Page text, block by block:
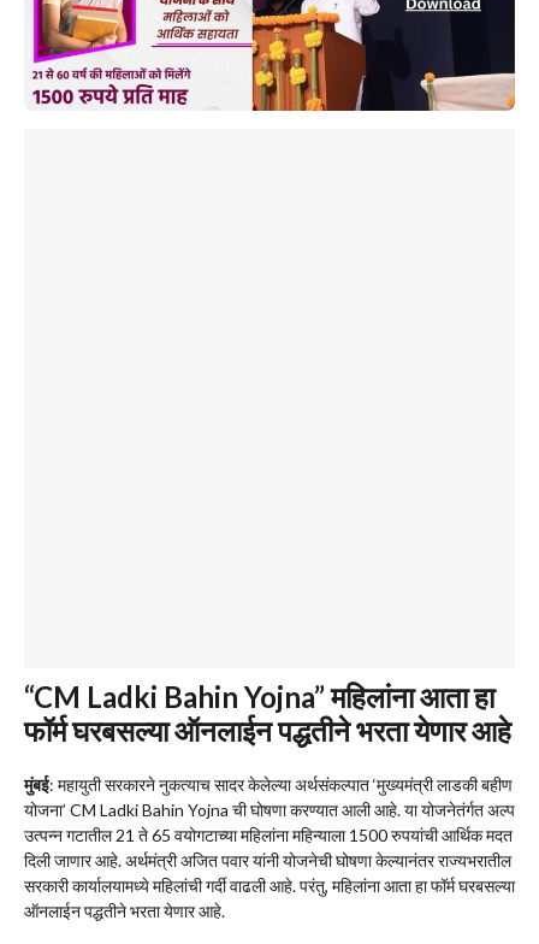
“CM Ladki Bahin Yojna” महिलांना आता हा
फॉर्म घरबसल्या ऑनलाईन पद्धतीने भरता येणार आहे
मुंबई: महायुती सरकारने नुकत्याच सादर केलेल्या अर्थसंकल्पात ‘मुख्यमंत्री लाडकी बहीण
योजना’ CM Ladki Bahin Yojna ची घोषणा करण्यात आली आहे. या योजनेतंर्गत अल्प
उत्पन्न गटातील 21 ते 65 वयोगटाच्या महिलांना महिन्याला 1500 रुपयांची आर्थिक मदत
दिली जाणार आहे. अर्थमंत्री अजित पवार यांनी योजनेची घोषणा केल्यानंतर राज्यभरातील
सरकारी कार्यालयामध्ये महिलांची गर्दी वाढली आहे. परंतु, महिलांना आता हा फॉर्म घरबसल्या
ऑनलाईन पद्धतीने भरता येणार आहे.